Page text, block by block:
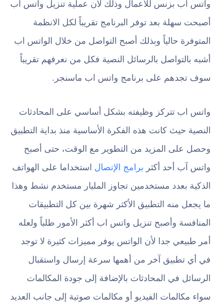
واتس اب بزنس للأعمال وذلك لأن عملية تنزيل واتس اب
أصبحت سهلة بعد توفر البرنامج تقريباً لكل الانظمة
المتوفرة حالياً وبذلك أصبح التواصل من خلال الواتس اب
أشبه بالتواصل بالرسائل النصية فكل من نعرفهم تقريباً
سوف تجدهم على برنامج واتس اب ماسنجر.
واتس اب تتركز وظيفته بشكل أساسي على المحادثات
النصية حيث كانت هذه الفكرة الأساسية منذ بداية التطبيق
وحصل على المزيد من التطوير مع الوقت، حتى أصبح
واتس آب أحد أكثر برامج الإتصال استخداما على الهواتف
الذكية بعدد مستخدمين تجاوز المليار مستخدم نشط وهذا
ما يجعل منه التطبيق الأكثر شهرة بين كل التطبيقات
المنافسة وأصبح تنزيل واتس اب أكثر الأمور طلباً ولعله
أمر طبيعي جدا لأن الواتس يوفر مميزات كثيرة لا توجد
في أي تطبيق آخر من أهمها سرعة إرسال واستقبال
الرسائل في المحادثات بالإضافة إلى جودة المكالمات
سواء مكالمات الفيديو أو مكالمات صوتية إلى جانب العديد